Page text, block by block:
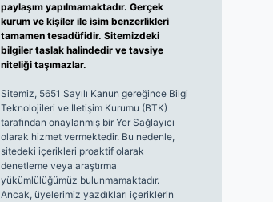
paylaşım yapılmamaktadır. Gerçek
kurum ve kişiler ile isim benzerlikleri
tamamen tesadüfidir. Sitemizdeki
bilgiler taslak halindedir ve tavsiye
niteliği taşımazlar.
Sitemiz, 5651 Sayılı Kanun gereğince Bilgi
Teknolojileri ve İletişim Kurumu (BTK)
tarafından onaylanmış bir Yer Sağlayıcı
olarak hizmet vermektedir. Bu nedenle,
sitedeki içerikleri proaktif olarak
denetleme veya araştırma
yükümlülüğümüz bulunmamaktadır.
Ancak, üyelerimiz yazdıkları içeriklerin